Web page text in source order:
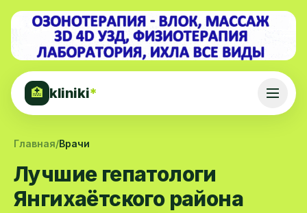
🏥 kliniki*
Главная/Врачи
Лучшие гепатологи
Янгихаётского района